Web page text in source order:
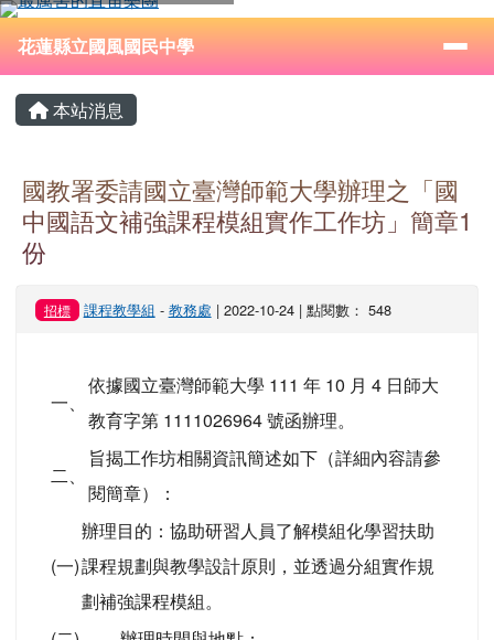
跳至主內容區
花蓮縣立國風國民中學
⏸
導覽列
花蓮縣立國風國民中學
主內容區域
本站消息
國教署委請國立臺灣師範大學辦理之「國
中國語文補強課程模組實作工作坊」簡章1
份
招標 課程教學組 - 教務處 | 2022-10-24 | 點閱數： 548
一、
依據國立臺灣師範大學 111 年 10 月 4 日師大
教育字第 1111026964 號函辦理。
二、
旨揭工作坊相關資訊簡述如下（詳細內容請參
閱簡章）：
(一)
辦理目的：協助研習人員了解模組化學習扶助
課程規劃與教學設計原則，並透過分組實作規
劃補強課程模組。
頁尾區域